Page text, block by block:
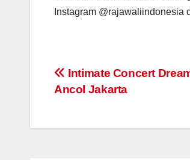
Instagram @rajawaliindonesia
Post
Intimate Concert
Ancol Jakarta